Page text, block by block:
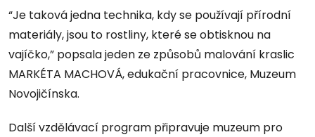
“Je taková jedna technika, kdy se používají přírodní
materiály, jsou to rostliny, které se obtisknou na
vajíčko,” popsala jeden ze způsobů malování kraslic
MARKÉTA MACHOVÁ, edukační pracovnice, Muzeum
Novojičínska.
Další vzdělávací program připravuje muzeum pro